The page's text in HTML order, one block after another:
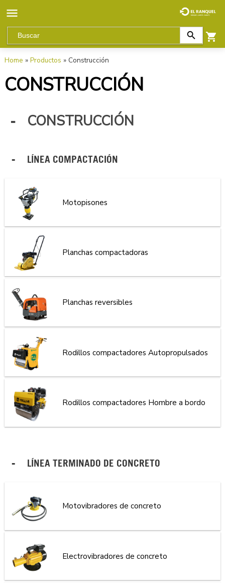
Home » Productos » Construcción
CONSTRUCCIÓN
CONSTRUCCIÓN
LÍNEA COMPACTACIÓN
Motopisones
Planchas compactadoras
Planchas reversibles
Rodillos compactadores Autopropulsados
Rodillos compactadores Hombre a bordo
LÍNEA TERMINADO DE CONCRETO
Motovibradores de concreto
Electrovibradores de concreto